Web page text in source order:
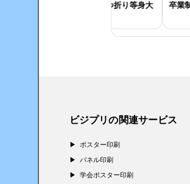
推しキャラの特大二つ折り等身大
卒業制作等
ビジプリの関連サービス
ポスター印刷
パネル印刷
学会ポスター印刷